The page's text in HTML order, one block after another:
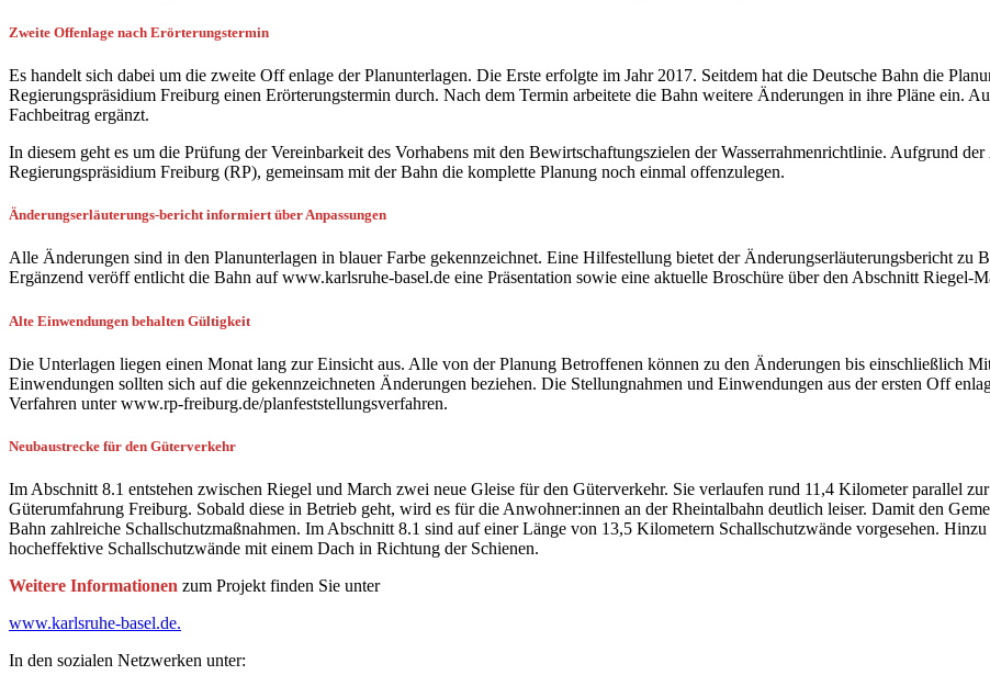
Zweite Offenlage nach Erörterungstermin
Es handelt sich dabei um die zweite Off enlage der Planunterlagen. Die Erste erfolgte im Jahr 2017. Seitdem hat die Deutsche Bahn die
Regierungspräsidium Freiburg einen Erörterungstermin durch. Nach dem Termin arbeitete die Bahn weitere Änderungen in ihre Pläne ein.
Fachbeitrag ergänzt.
In diesem geht es um die Prüfung der Vereinbarkeit des Vorhabens mit den Bewirtschaftungszielen der Wasserrahmenrichtlinie. Aufgrund
Regierungspräsidium Freiburg (RP), gemeinsam mit der Bahn die komplette Planung noch einmal offenzulegen.
Änderungserläuterungs-bericht informiert über Anpassungen
Alle Änderungen sind in den Planunterlagen in blauer Farbe gekennzeichnet. Eine Hilfestellung bietet der Änderungserläuterungsbericht
Ergänzend veröff entlicht die Bahn auf www.karlsruhe-basel.de eine Präsentation sowie eine aktuelle Broschüre über den Abschnitt Riegel-
Alte Einwendungen behalten Gültigkeit
Die Unterlagen liegen einen Monat lang zur Einsicht aus. Alle von der Planung Betroffenen können zu den Änderungen bis einschließlich
Einwendungen sollten sich auf die gekennzeichneten Änderungen beziehen. Die Stellungnahmen und Einwendungen aus der ersten Off
Verfahren unter www.rp-freiburg.de/planfeststellungsverfahren.
Neubaustrecke für den Güterverkehr
Im Abschnitt 8.1 entstehen zwischen Riegel und March zwei neue Gleise für den Güterverkehr. Sie verlaufen rund 11,4 Kilometer parallel
Güterumfahrung Freiburg. Sobald diese in Betrieb geht, wird es für die Anwohner:innen an der Rheintalbahn deutlich leiser. Damit den
Bahn zahlreiche Schallschutzmaßnahmen. Im Abschnitt 8.1 sind auf einer Länge von 13,5 Kilometern Schallschutzwände vorgesehen.
hocheffektive Schallschutzwände mit einem Dach in Richtung der Schienen.
Weitere Informationen zum Projekt finden Sie unter
www.karlsruhe-basel.de.
In den sozialen Netzwerken unter: